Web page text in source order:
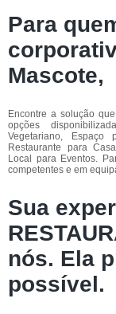
Para
Mascote,
Encontre a solução
opções
Vegetariano,
Restaurante para
Local para Eventos.
competentes e em
Sua
nós. Ela
possível.